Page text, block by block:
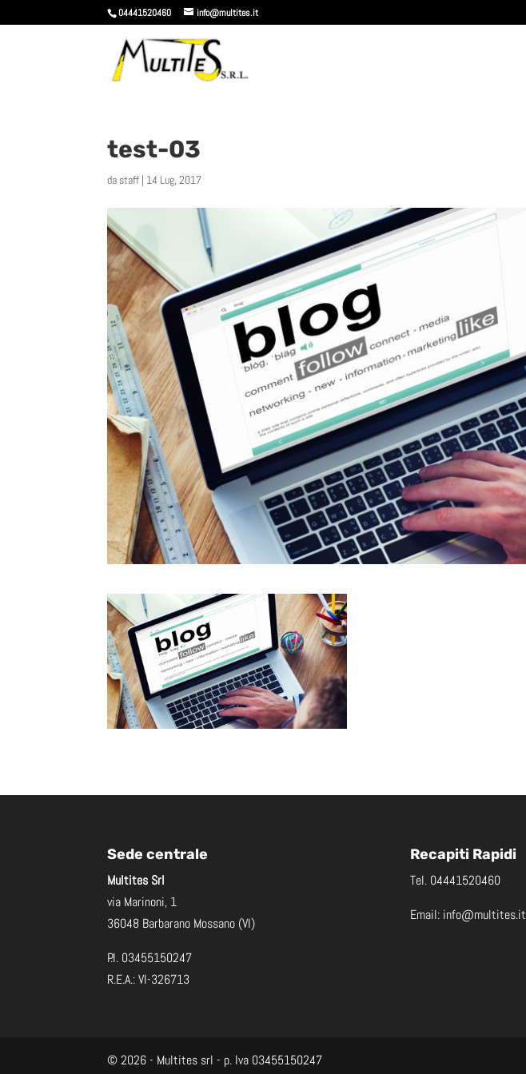
04441520460 info@multites.it
test-03
da staff | 14 Lug, 2017
Sede centrale
Multites Srl
via Marinoni, 1
36048 Barbarano Mossano (VI)
P.I. 03455150247
R.E.A.: VI-326713
Recapiti Rapidi
Tel. 04441520460
Email: info@multites.it
©2026- Multites srl - p. Iva 03455150247